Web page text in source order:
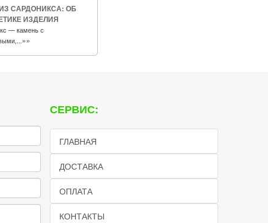
САРДОНИКСА: ОБ
ИЗДЕЛИЯ
— камень с
»»
СЕРВИС:
ГЛАВНАЯ
ДОСТАВКА
ОПЛАТА
КОНТАКТЫ